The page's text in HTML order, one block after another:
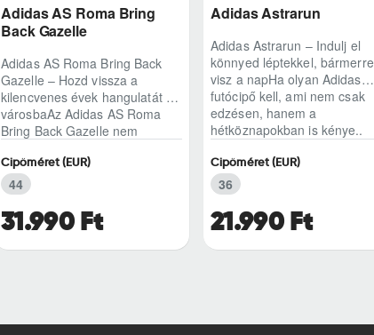
Adidas AS Roma Bring
Back Gazelle
Adidas AS Roma Bring Back
Gazelle – Hozd vissza a
kilencvenes évek hangulatát a
városbaAz Adidas AS Roma
Bring Back Gazelle nem
31.990 Ft
Cipőméret (EUR)
44
Adidas Astrarun
Adidas Astrarun – Indulj el
könnyed léptekkel, bármerre
visz a napHa olyan Adidas
futócipő kell, ami nem csak
edzésen, hanem a
hétköznapokban is kénye..
21.990 Ft
Cipőméret (EUR)
36